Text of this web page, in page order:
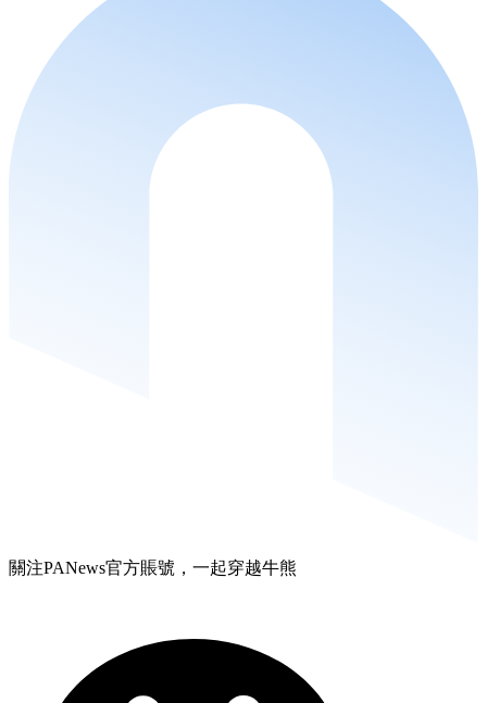
關注PANews官方賬號，一起穿越牛熊